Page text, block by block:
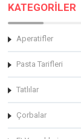
KATEGORİLER
Aperatifler
Pasta Tarifleri
Tatlılar
Çorbalar